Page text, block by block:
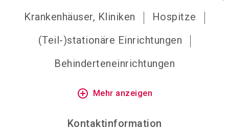
Krankenhäuser, Kliniken
Hospitze
(Teil-)stationäre Einrichtungen
Behinderteneinrichtungen
add_circle_outline Mehr anzeigen
Kontaktinformation